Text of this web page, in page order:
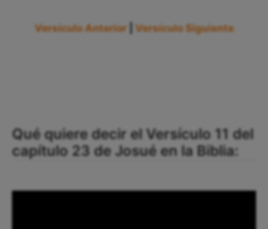
Versículo Anterior Versículo Siguiente
Qué quiere decir el Versículo 11 del
capítulo 23 de Josué en la Biblia: